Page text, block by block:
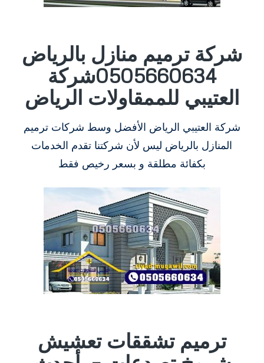
شركة ترميم منازل بالرياض
0505660634شركة
العتيبي للممقاولات الرياض
شركة العتيبي الرياض الأفضل وسط شركات ترميم
المنازل بالرياض ليس لأن شركتنا تقدم الخدمات
بكفائة مطلقة و بسعر رخيص فقط
ترميم تشققات تعشيش